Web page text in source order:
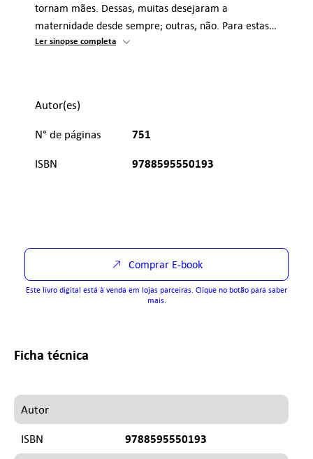
tornam mães. Dessas, muitas desejaram a
maternidade desde sempre; outras, não. Para estas…
Ler sinopse completa
Autor(es)
N° de páginas 751
ISBN 9788595550193
Comprar E-book
Este livro digital está à venda em lojas parceiras. Clique no botão para saber
mais.
Ficha técnica
Autor
ISBN 9788595550193